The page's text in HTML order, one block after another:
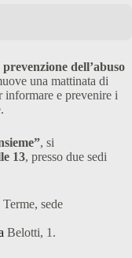
dell’abuso
una mattinata di
informare e prevenire i
, si
13, presso due sedi
sede
Belotti, 1.